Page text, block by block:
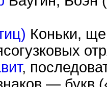
Коньки,
,